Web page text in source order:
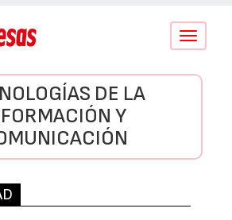
Conmutar
DE LA
Y